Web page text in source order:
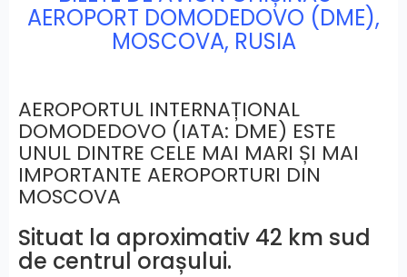
AEROPORT DOMODEDOVO (DME),
MOSCOVA, RUSIA
AEROPORTUL INTERNAȚIONAL
DOMODEDOVO (IATA: DME) ESTE
UNUL DINTRE CELE MAI MARI ȘI MAI
IMPORTANTE AEROPORTURI DIN
MOSCOVA
Situat la aproximativ 42 km sud
de centrul orașului.